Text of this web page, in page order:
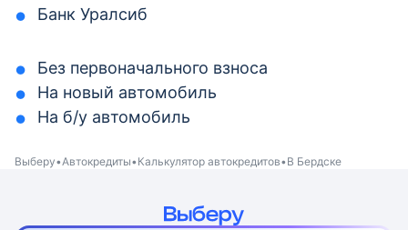
Банк Уралсиб
Без первоначального взноса
На новый автомобиль
На б/у автомобиль
Выберу Автокредиты Калькулятор автокредитов В Бердске